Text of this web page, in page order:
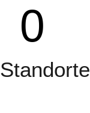
0
Standorte